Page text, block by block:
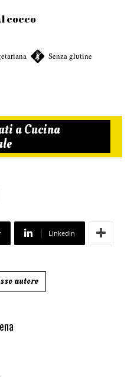
cocco
Senza glutine
a Cucina
Linkedin
autore